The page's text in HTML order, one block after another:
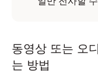
동영상 또는 오
는 방법